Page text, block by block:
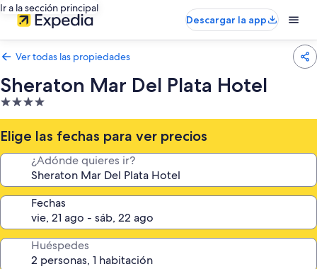
Ir a la sección principal
Descargar la app
Ver todas las propiedades
Sheraton Mar Del Plata Hotel
Propiedad
de
4.0
estrellas
Elige las fechas para ver precios
¿Adónde quieres ir?
Fechas
Huéspedes